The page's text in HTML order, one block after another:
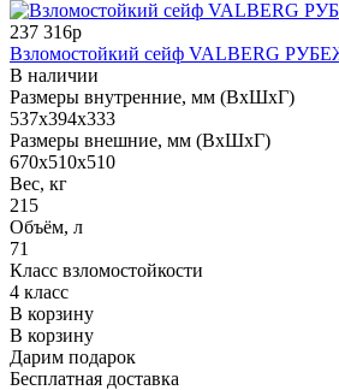
237 316р
Взломостойкий сейф VALBERG
В наличии
Размеры внутренние, мм (ВхШхГ)
537x394x333
Размеры внешние, мм (ВхШхГ)
670x510x510
Вес, кг
215
Объём, л
71
Класс взломостойкости
4 класс
В корзину
В корзину
Дарим подарок
Бесплатная доставка